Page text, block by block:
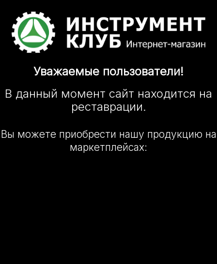
Уважаемые пользователи!
В данный момент сайт находится на
реставрации.
Вы можете приобрести нашу продукцию на
маркетплейсах: